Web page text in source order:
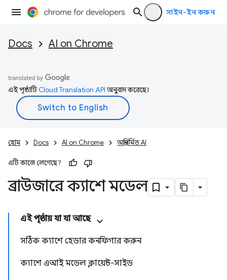
সাইন-ইন করুন
Docs AI on Chrome
এই পৃষ্ঠাটিCloud Translation APIঅনুবাদ করেছে।
হোম Docs AI on Chrome অন্তর্নির্মিত AI
এটি কাজে লেগেছে?
ব্রাউজারে ক্যাশে মডেল
এই পৃষ্ঠায় যা যা আছে
সঠিক ক্যাশে হেডার কনফিগার করুন
ক্যাশে এআই মডেল ক্লায়েন্ট-সাইড